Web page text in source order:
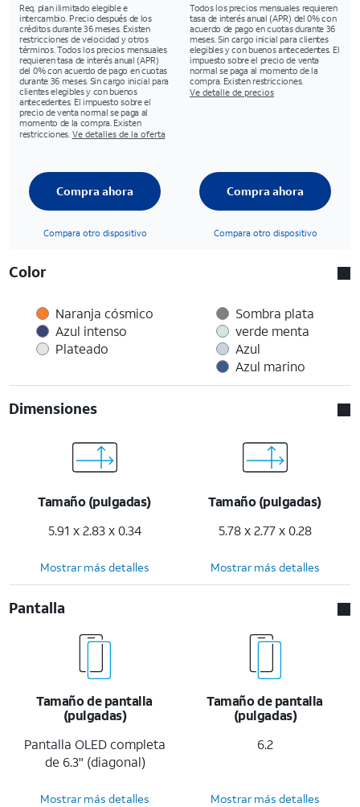
Req. plan ilimitado elegible e
intercambio. Precio después de los
créditos durante 36 meses. Existen
restricciones de velocidad y otros
términos. Todos los precios mensuales
requieren tasa de interés anual (APR)
del 0% con acuerdo de pago en cuotas
durante 36 meses. Sin cargo inicial para
clientes elegibles y con buenos
antecedentes. El impuesto sobre el
precio de venta normal se paga al
momento de la compra. Existen
restricciones. Ve detalles de la oferta
Todos los precios mensuales requieren
tasa de interés anual (APR) del 0% con
acuerdo de pago en cuotas durante 36
meses. Sin cargo inicial para clientes
elegibles y con buenos antecedentes. El
impuesto sobre el precio de venta
normal se paga al momento de la
compra. Existen restricciones.
Ve detalle de precios
Compra ahora
Compara otro dispositivo
Compra ahora
Compara otro dispositivo
Color
Naranja cósmico
Azul intenso
Plateado
Sombra plata
verde menta
Azul
Azul marino
Dimensiones
Tamaño (pulgadas)
5.91 x 2.83 x 0.34
Tamaño (pulgadas)
5.78 x 2.77 x 0.28
Mostrar más detalles Mostrar más detalles
Pantalla
Tamaño de pantalla
(pulgadas)
Pantalla OLED completa
de 6.3" (diagonal)
Tamaño de pantalla
(pulgadas)
6.2
Mostrar más detalles Mostrar más detalles